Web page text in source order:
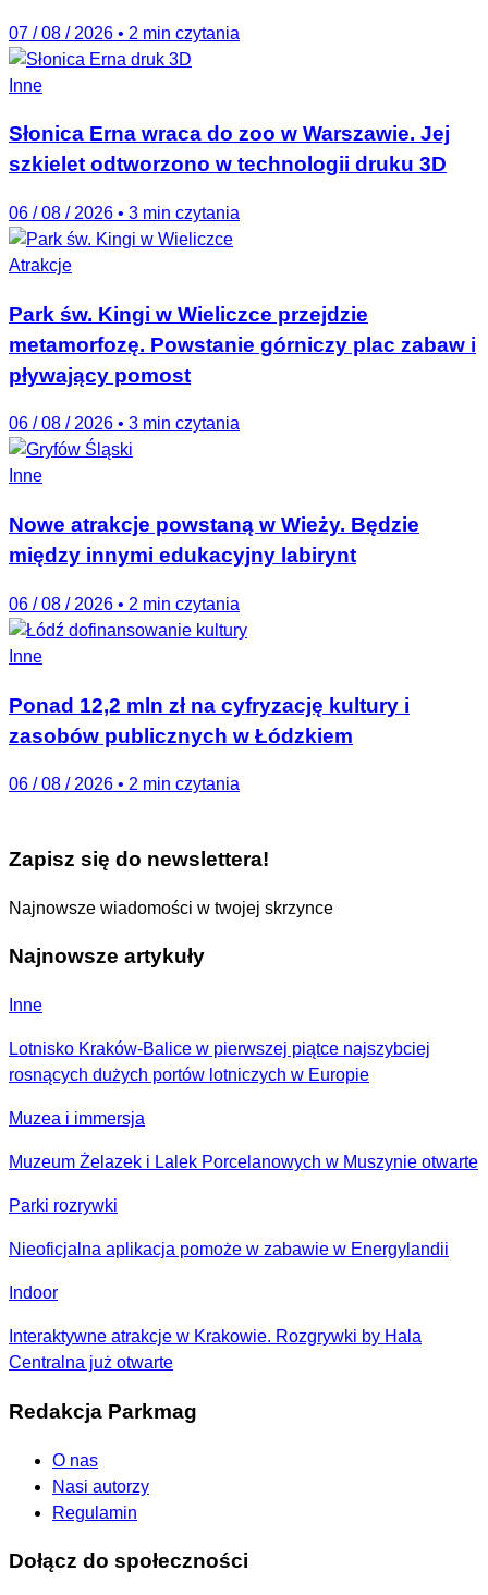
07 / 08 / 2026 • 2 min czytania
Inne
Słonica Erna wraca do zoo w Warszawie. Jej
szkielet odtworzono w technologii druku 3D
06 / 08 / 2026 • 3 min czytania
Atrakcje
Park św. Kingi w Wieliczce przejdzie
metamorfozę. Powstanie górniczy plac zabaw i
pływający pomost
06 / 08 / 2026 • 3 min czytania
Inne
Nowe atrakcje powstaną w Wieży. Będzie
między innymi edukacyjny labirynt
06 / 08 / 2026 • 2 min czytania
Inne
Ponad 12,2 mln zł na cyfryzację kultury i
zasobów publicznych w Łódzkiem
06 / 08 / 2026 • 2 min czytania
Zapisz się do newslettera!
Najnowsze wiadomości w twojej skrzynce
Najnowsze artykuły
Inne
Lotnisko Kraków-Balice w pierwszej piątce najszybciej
rosnących dużych portów lotniczych w Europie
Muzea i immersja
Muzeum Żelazek i Lalek Porcelanowych w Muszynie otwarte
Parki rozrywki
Nieoficjalna aplikacja pomoże w zabawie w Energylandii
Indoor
Interaktywne atrakcje w Krakowie. Rozgrywki by Hala
Centralna już otwarte
Redakcja Parkmag
O nas
Nasi autorzy
Regulamin
Dołącz do społeczności